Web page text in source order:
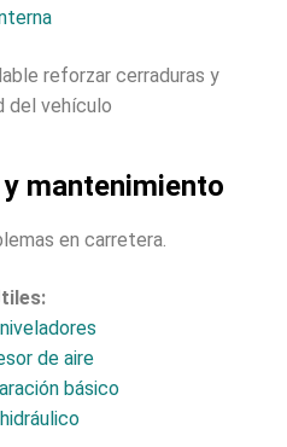
reforzar cerraduras y
del vehículo
mantenimiento
en carretera.
de aire
básico